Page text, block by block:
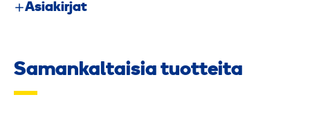
Asiakirjat
Samankaltaisia tuotteita